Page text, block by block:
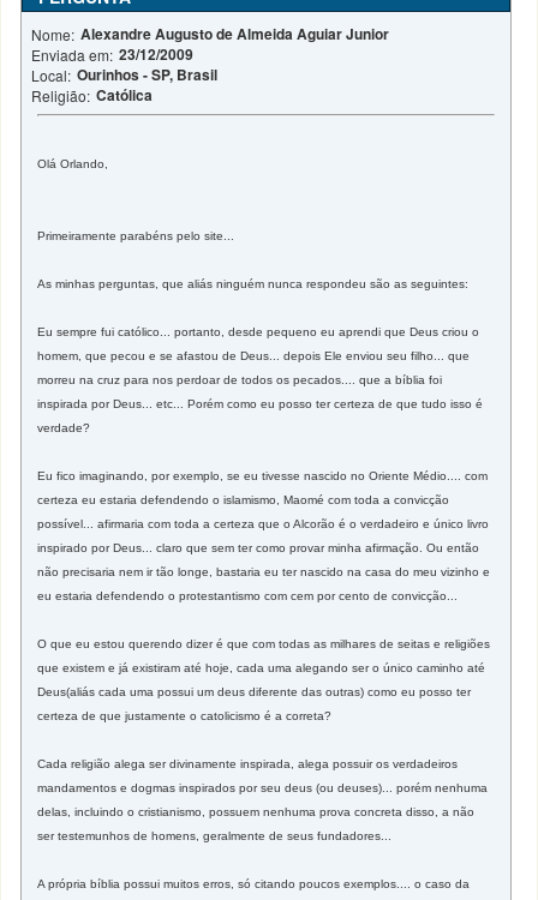
Nome: Alexandre Augusto de Almeida Aguiar Junior
Enviada em: 23/12/2009
Local: Ourinhos - SP, Brasil
Religião: Católica
Olá Orlando,
Primeiramente parabéns pelo site...
As minhas perguntas, que aliás ninguém nunca respondeu são as seguintes:
Eu sempre fui católico... portanto, desde pequeno eu aprendi que Deus criou o
homem, que pecou e se afastou de Deus... depois Ele enviou seu filho... que
morreu na cruz para nos perdoar de todos os pecados.... que a bíblia foi
inspirada por Deus... etc... Porém como eu posso ter certeza de que tudo isso é
verdade?
Eu fico imaginando, por exemplo, se eu tivesse nascido no Oriente Médio.... com
certeza eu estaria defendendo o islamismo, Maomé com toda a convicção
possível... afirmaria com toda a certeza que o Alcorão é o verdadeiro e único livro
inspirado por Deus... claro que sem ter como provar minha afirmação. Ou então
não precisaria nem ir tão longe, bastaria eu ter nascido na casa do meu vizinho e
eu estaria defendendo o protestantismo com cem por cento de convicção...
O que eu estou querendo dizer é que com todas as milhares de seitas e religiões
que existem e já existiram até hoje, cada uma alegando ser o único caminho até
Deus(aliás cada uma possui um deus diferente das outras) como eu posso ter
certeza de que justamente o catolicismo é a correta?
Cada religião alega ser divinamente inspirada, alega possuir os verdadeiros
mandamentos e dogmas inspirados por seu deus (ou deuses)... porém nenhuma
delas, incluindo o cristianismo, possuem nenhuma prova concreta disso, a não
ser testemunhos de homens, geralmente de seus fundadores...
A própria bíblia possui muitos erros, só citando poucos exemplos.... o caso da